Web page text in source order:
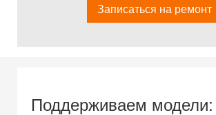
Записаться на ремонт
Поддерживаем модели: